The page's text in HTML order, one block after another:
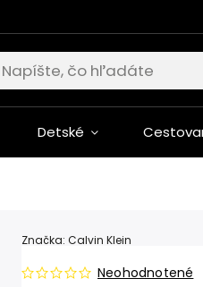
Detské
Neohodnotené
Značka: Calvin Klein